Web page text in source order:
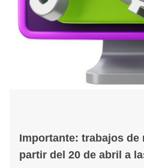
Importante: trabajos de
partir del 20 de abril a